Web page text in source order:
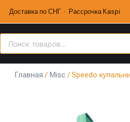
Доставка по СНГ · Рассрочка Kaspi
Главная / Misc / Speedo